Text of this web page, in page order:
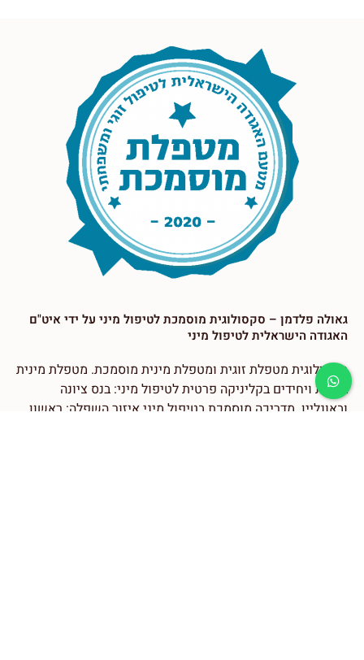
גאולה פלדמן – סקסולוגית מוסמכת לטיפול מיני על ידי איט"ם
האגודה הישראלית לטיפול מיני
סקסולוגית מטפלת זוגית ומטפלת מינית מוסמכת. מטפלת מינית
בזוגות ויחידים בקליניקה פרטית לטיפול מיני: בנס ציונה
ובאונליין. מדריכה מוסמכת בטיפול מיני איזור השפלה: ראשון